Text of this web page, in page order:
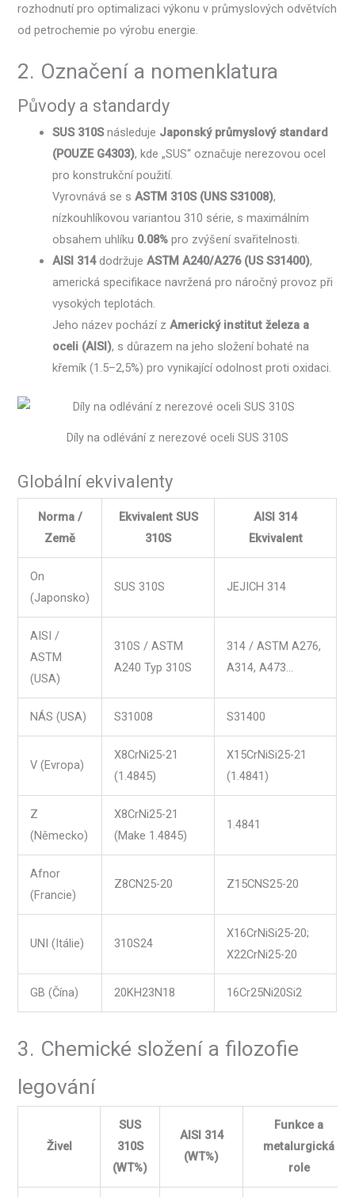
rozhodnutí pro optimalizaci výkonu v průmyslových odvětvích
od petrochemie po výrobu energie.
2. Označení a nomenklatura
Původy a standardy
SUS 310Snásleduje Japonský průmyslový standard
(POUZE G4303), kde „SUS“ označuje nerezovou ocel
pro konstrukční použití.
Vyrovnává se sASTM 310S (UNS S31008),
nízkouhlíkovou variantou 310 série, s maximálním
obsahem uhlíku 0.08% pro zvýšení svařitelnosti.
AISI 314dodržujeASTM A240/A276 (US S31400),
americká specifikace navržená pro náročný provoz při
vysokých teplotách.
Jeho název pochází zAmerický institut železa a
oceli (AISI), s důrazem na jeho složení bohaté na
křemík (1.5–2,5%) pro vynikající odolnost proti oxidaci.
Díly na odlévání z nerezové oceli SUS 310S
Globální ekvivalenty
Norma /
Země
Ekvivalent SUS
310S
AISI 314
Ekvivalent
On
(Japonsko)
SUS 310S JEJICH 314
AISI /
ASTM
(USA)
310S / ASTM
A240 Typ 310S
314 / ASTM A276,
A314, A473…
NÁS (USA) S31008 S31400
V (Evropa)
X8CrNi25-21
(1.4845)
X15CrNiSi25-21
(1.4841)
Z
(Německo)
X8CrNi25-21
(Make 1.4845)
1.4841
Afnor
(Francie)
Z8CN25-20 Z15CNS25-20
UNI (Itálie) 310S24
X16CrNiSi25-20;
X22CrNi25-20
GB (Čína) 20KH23N18 16Cr25Ni20Si2
3. Chemické složení a filozofie
legování
Živel
SUS
310S
(WT%)
AISI 314
(WT%)
Funkce a
metalurgická
role